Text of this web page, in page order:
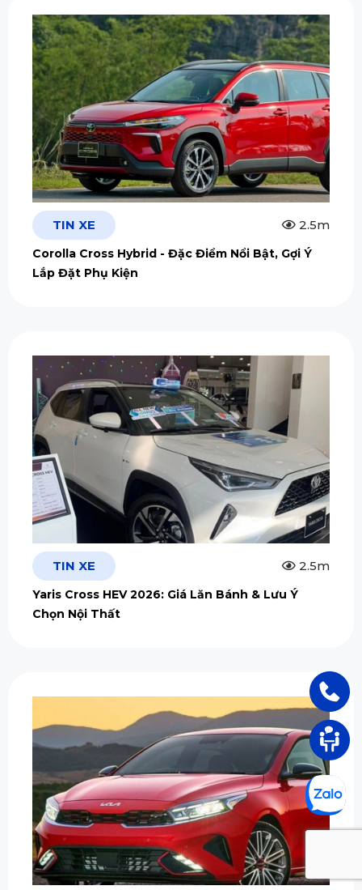
TIN XE 2.5m
Corolla Cross Hybrid - Đặc Điểm Nổi Bật, Gợi Ý
Lắp Đặt Phụ Kiện
TIN XE 2.5m
Yaris Cross HEV 2026: Giá Lăn Bánh & Lưu Ý
Chọn Nội Thất